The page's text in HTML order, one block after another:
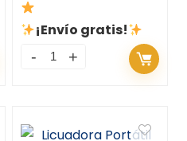
¡Envío gratis!